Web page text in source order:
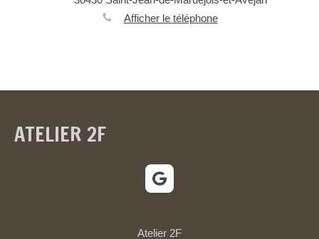
Afficher le téléphone
ATELIER 2F
Atelier 2F